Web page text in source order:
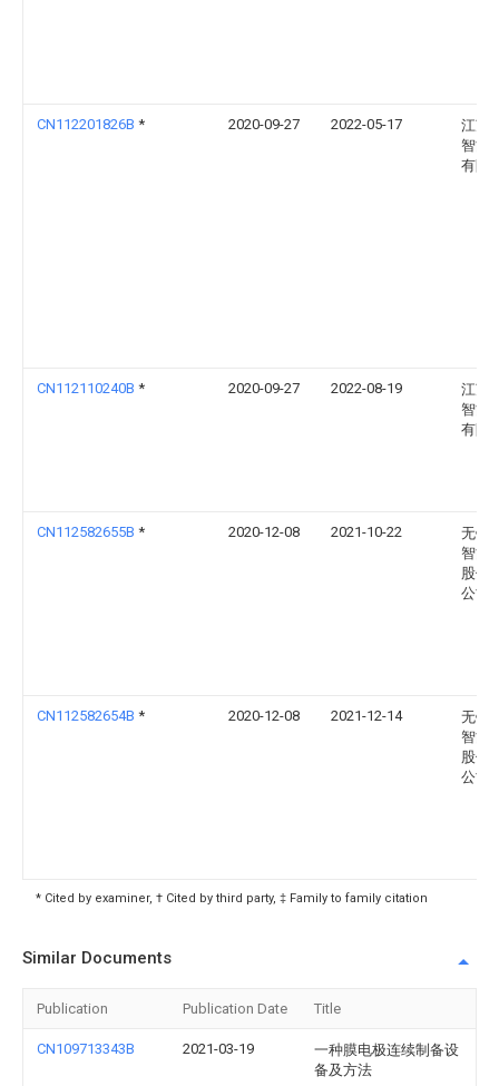
CN112201826B * 2020-09-27 2022-05-17
江苏
智能
有限
CN112110240B * 2020-09-27 2022-08-19
江苏
智能
有限
CN112582655B * 2020-12-08 2021-10-22
无锡
智能
股份
公司
CN112582654B * 2020-12-08 2021-12-14
无锡
智能
股份
公司
* Cited by examiner, † Cited by third party, ‡ Family to family citation
Similar Documents
Publication Publication Date Title
CN109713343B 2021-03-19
一种膜电极连续制备设
备及方法